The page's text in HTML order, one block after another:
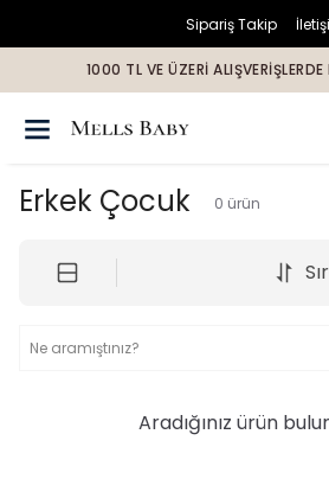
Sipariş Takip
1000 TL VE ÜZERİ
Erkek Çocuk 0 ürün
Aradığınız ürün